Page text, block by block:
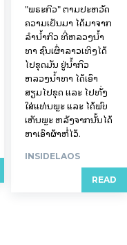
"ພຣະກິວ" ຕາມປະຫວັດ
ຄວາມເປັນມາ ໄດ້ມາຈາກ
ລຳນ້ຳກິວ ທີ່ຫລວງນ້ຳ
ທາ ຊົນເຜົ່າລາວເທິງໄດ້
ໄປຂຸດມັນ ຢູ່ນ້ຳກິວ
ຫລວງນ້ຳທາ ໄດ້ເອົາ
ສຽມໄປຂຸດ ແລະ ໄປທັ່ງ
ໃສ່ແທ່ນພຼະ ແລະ ໄດ້ພົບ
ເຫັນພຼະ ຫລັງຈາກນັ້ນໄດ້
ຫາເອົາຜ້າຫໍ່ໄວ້.
INSIDELAOS
READ